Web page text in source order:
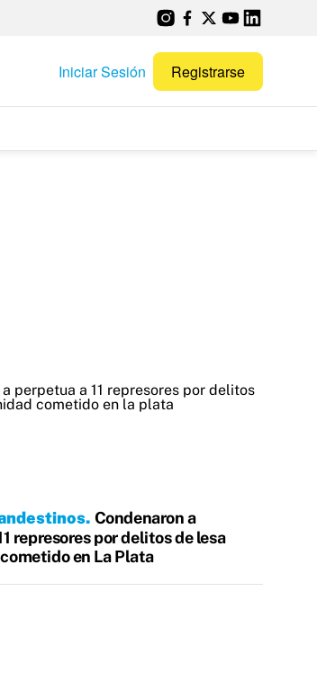
Iniciar Sesión Registrarse
Condenaron a
represores por delitos de lesa
en La Plata